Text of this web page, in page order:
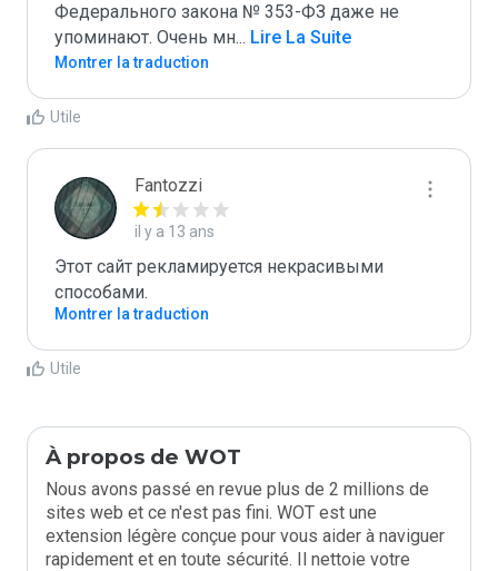
Федерального закона № 353-ФЗ даже не
упоминают. Очень мн... Lire La Suite
Montrer la traduction
Utile
Fantozzi
il y a 13 ans
Этот сайт рекламируется некрасивыми
способами.
Montrer la traduction
Utile
À propos de WOT
Nous avons passé en revue plus de 2 millions de
sites web et ce n'est pas fini. WOT est une
extension légère conçue pour vous aider à naviguer
rapidement et en toute sécurité. Il nettoie votre